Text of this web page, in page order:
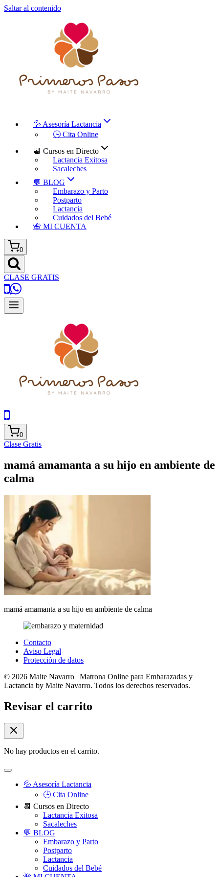
Saltar al contenido
💦 Asesoría Lactancia
🕒 Cita Online
📆 Cursos en Directo
Lactancia Exitosa
Sacaleches
💬 BLOG
Embarazo y Parto
Postparto
Lactancia
Cuidados del Bebé
🌺 MI CUENTA
0
CLASE GRATIS
0
Clase Gratis
mamá amamanta a su hijo en ambiente de
calma
mamá amamanta a su hijo en ambiente de calma
Contacto
Aviso Legal
Protección de datos
© 2026 Maite Navarro | Matrona Online para Embarazadas y
Lactancia by Maite Navarro. Todos los derechos reservados.
Revisar el carrito
No hay productos en el carrito.
💦 Asesoría Lactancia
🕒 Cita Online
📆 Cursos en Directo
Lactancia Exitosa
Sacaleches
💬 BLOG
Embarazo y Parto
Postparto
Lactancia
Cuidados del Bebé